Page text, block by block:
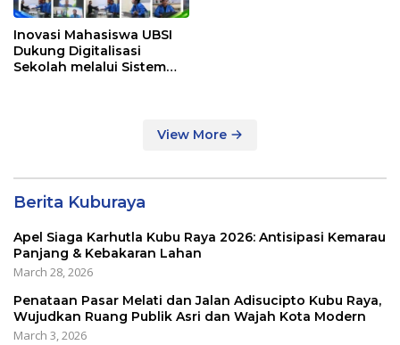
Inovasi Mahasiswa UBSI
Dukung Digitalisasi
Sekolah melalui Sistem
View More
Berita Kuburaya
Apel Siaga Karhutla Kubu Raya 2026: Antisipasi Kemarau
Panjang & Kebakaran Lahan
March 28, 2026
Penataan Pasar Melati dan Jalan Adisucipto Kubu Raya,
Wujudkan Ruang Publik Asri dan Wajah Kota Modern
March 3, 2026